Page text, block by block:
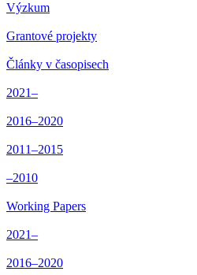
Výzkum
Grantové projekty
Články v časopisech
2021–
2016–2020
2011–2015
–2010
Working Papers
2021–
2016–2020